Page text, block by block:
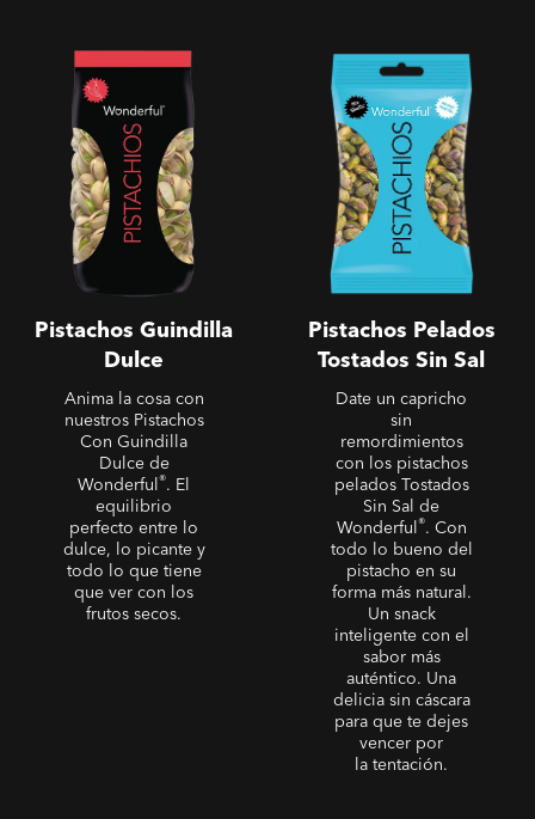
Pistachos Guindilla
Dulce
Anima la cosa con
nuestros Pistachos
Con Guindilla
Dulce de
Wonderful®. El
equilibrio
perfecto entre lo
dulce, lo picante y
todo lo que tiene
que ver con los
frutos secos.
Pelados Tostados Sin Sal
Pistachos Pelados
Tostados Sin Sal
Date un capricho
sin
remordimientos
con los pistachos
pelados Tostados
Sin Sal de
Wonderful®. Con
todo lo bueno del
pistacho en su
forma más natural.
Un snack
inteligente con el
sabor más
auténtico. Una
delicia sin cáscara
para que te dejes
vencer por
la tentación.